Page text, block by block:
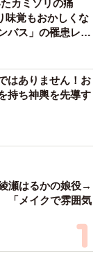
カミソリの痛
味覚もおかしくな
バス」の罹患レポ
はありません！お
持ち神輿を先導す
瀬はるかの娘役→
「メイクで雰囲気